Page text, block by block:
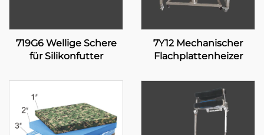
719G6 Wellige Schere
für Silikonfutter
7Y12 Mechanischer
Flachplattenheizer